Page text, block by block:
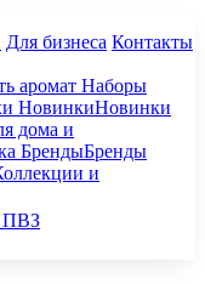
Для бизнеса Контакты
аромат Наборы
НовинкиНовинки
дома и
БрендыБренды
и
ПВЗ